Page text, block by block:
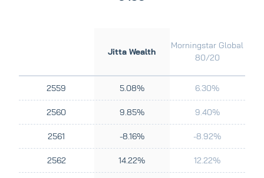
Jitta Wealth
Morningstar Global
80/20
2559 5.08% 6.30%
2560 9.85% 9.40%
2561 -8.16% -8.92%
2562 14.22% 12.22%